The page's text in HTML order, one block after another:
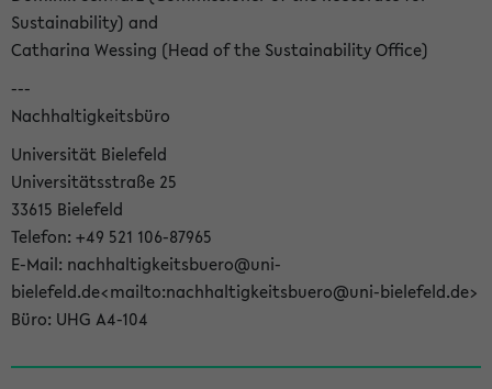
Sustainability) and
Catharina Wessing (Head of the Sustainability Office)
---
Nachhaltigkeitsbüro
Universität Bielefeld
Universitätsstraße 25
33615 Bielefeld
Telefon: +49 521 106-87965
E-Mail: nachhaltigkeitsbuero@uni-
bielefeld.de<mailto:nachhaltigkeitsbuero@uni-bielefeld.de>
Büro: UHG A4-104